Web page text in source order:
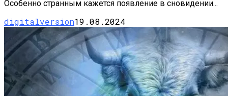
Особенно странным кажется появление в сновидении...
digitalversion19.08.2024